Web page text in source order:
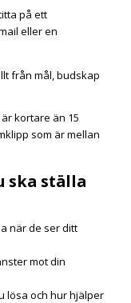
på ett
eller en
från mål, budskap
kortare än 15
som är mellan
ska ställa
när de ser ditt
mot din
lösa och hur hjälper